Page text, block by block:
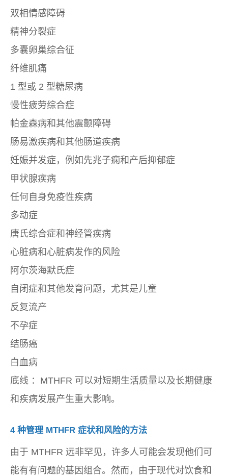
双相情感障碍
精神分裂症
多囊卵巢综合征
纤维肌痛
1 型或 2 型糖尿病
慢性疲劳综合症
帕金森病和其他震颤障碍
肠易激疾病和其他肠道疾病
妊娠并发症，例如先兆子痫和产后抑郁症
甲状腺疾病
任何自身免疫性疾病
多动症
唐氏综合症和神经管疾病
心脏病和心脏病发作的风险
阿尔茨海默氏症
自闭症和其他发育问题，尤其是儿童
反复流产
不孕症
结肠癌
白血病
底线 ：MTHFR 可以对短期生活质量以及长期健康
和疾病发展产生重大影响。
4 种管理 MTHFR 症状和风险的方法
由于 MTHFR 远非罕见，许多人可能会发现他们可
能有有问题的基因组合。然而，由于现代对饮食和